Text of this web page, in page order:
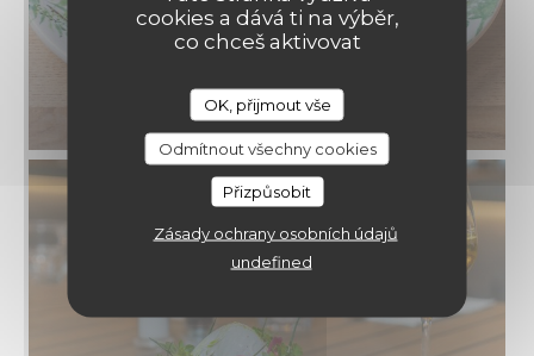
cookies a dává ti na výběr,
co chceš aktivovat
OK, přijmout vše
Odmítnout všechny cookies
Přizpůsobit
Zásady ochrany osobních údajů
undefined